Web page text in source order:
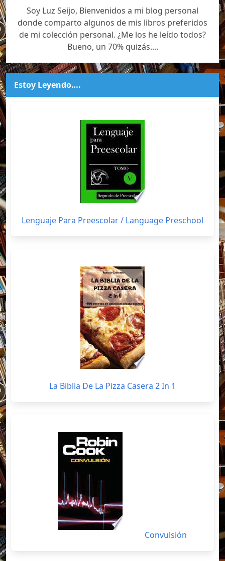
Soy Luz Seijo, Bienvenidos a mi blog personal
donde comparto algunos de mis libros preferidos
de mi colección personal. ¿Me los he leído todos?
Bueno, un 70% quizás....
Estoy Leyendo….
Lenguaje Para Preescolar / Language Preschool
La Biblia De La Pizza Casera 2 In 1
Convulsión